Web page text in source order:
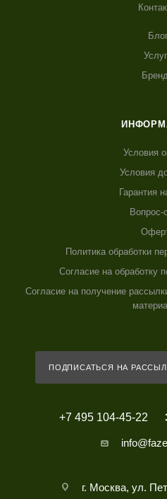
Условия
Условия
Гарантия
Вопрос-
Политика обработки
Согласие на обработку
Согласие на получение
ПОДПИСАТЬСЯ НА
+7 495 104-45-22
г. Москва, ул.